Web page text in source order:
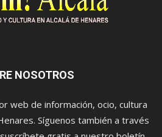
NOSOTROS
web de información, ocio, cultura
Síguenos también a través